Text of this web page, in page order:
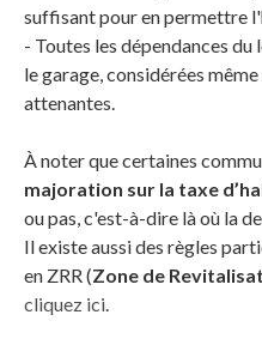
suffisant pour en permettre
- Toutes les dépendances
le garage, considérées
attenantes.
À noter que certaines
majoration sur la taxe
ou pas, c'est-à-dire là où la
Il existe aussi des règles
en ZRR (Zone de
cliquez ici.